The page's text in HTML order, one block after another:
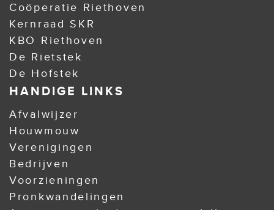
Coöperatie Riethoven
Kernraad SKR
KBO Riethoven
De Rietstek
De Hofstek
HANDIGE LINKS
Afvalwijzer
Houwmouw
Verenigingen
Bedrijven
Voorzieningen
Pronkwandelingen